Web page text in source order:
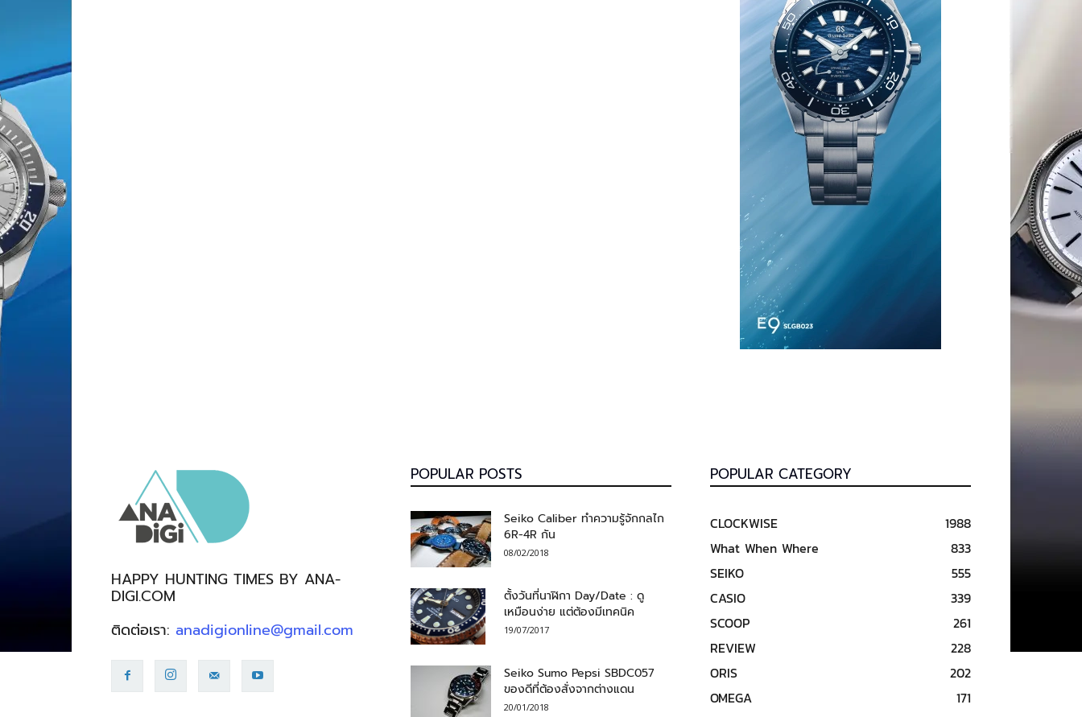
HAPPY HUNTING TIMES BY ANA-
DIGI.COM
ติดต่อเรา: anadigionline@gmail.com
POPULAR POSTS
Seiko Caliber ทำความรู้จักกลไก
6R-4R กัน
08/02/2018
ตั้งวันที่นาฬิกา Day/Date : ดู
เหมือนง่าย แต่ต้องมีเทคนิค
19/07/2017
Seiko Sumo Pepsi SBDC057
ของดีที่ต้องสั่งจากต่างแดน
20/01/2018
POPULAR CATEGORY
CLOCKWISE
1988
What When Where
833
SEIKO
555
CASIO
339
SCOOP
261
REVIEW
228
ORIS
202
OMEGA
171